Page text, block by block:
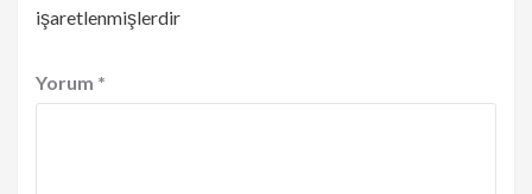
işaretlenmişlerdir
Yorum *